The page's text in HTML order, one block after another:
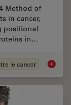
Method of
in cancer,
positional
in…
le cancer